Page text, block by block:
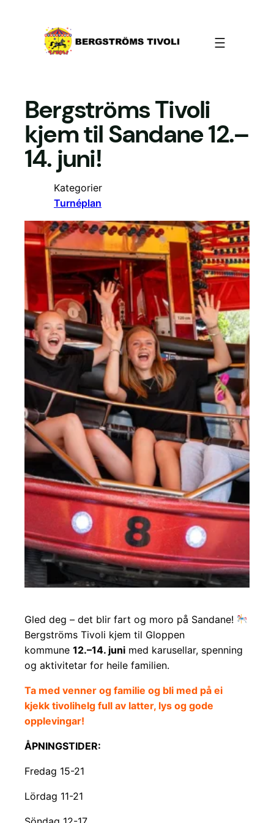
Bergströms Tivoli
kjem til Sandane 12.–
14. juni!
Kategorier
Turnéplan
Gled deg – det blir fart og moro på Sandane!
Bergströms Tivoli kjem til Gloppen
kommune 12.–14. juni med karusellar, spenning
og aktivitetar for heile familien.
Ta med venner og familie og bli med på ei
kjekk tivolihelg full av latter, lys og gode
opplevingar!
ÅPNINGSTIDER:
Fredag 15-21
Lördag 11-21